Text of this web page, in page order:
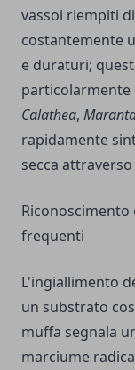
vassoi riempiti
costantemente
e duraturi;
particolarmente
Calathea,
rapidamente
secca
frequenti
L'ingiallimento
un substrato
muffa segnala
marciume